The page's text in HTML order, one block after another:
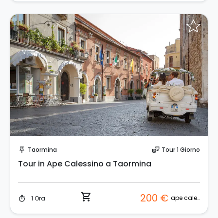
push_pin Taormina theater_comedy Tour 1 Giorno
Tour in Ape Calessino a Taormina
timer 1 Ora shopping_cart 200 € ape calessino